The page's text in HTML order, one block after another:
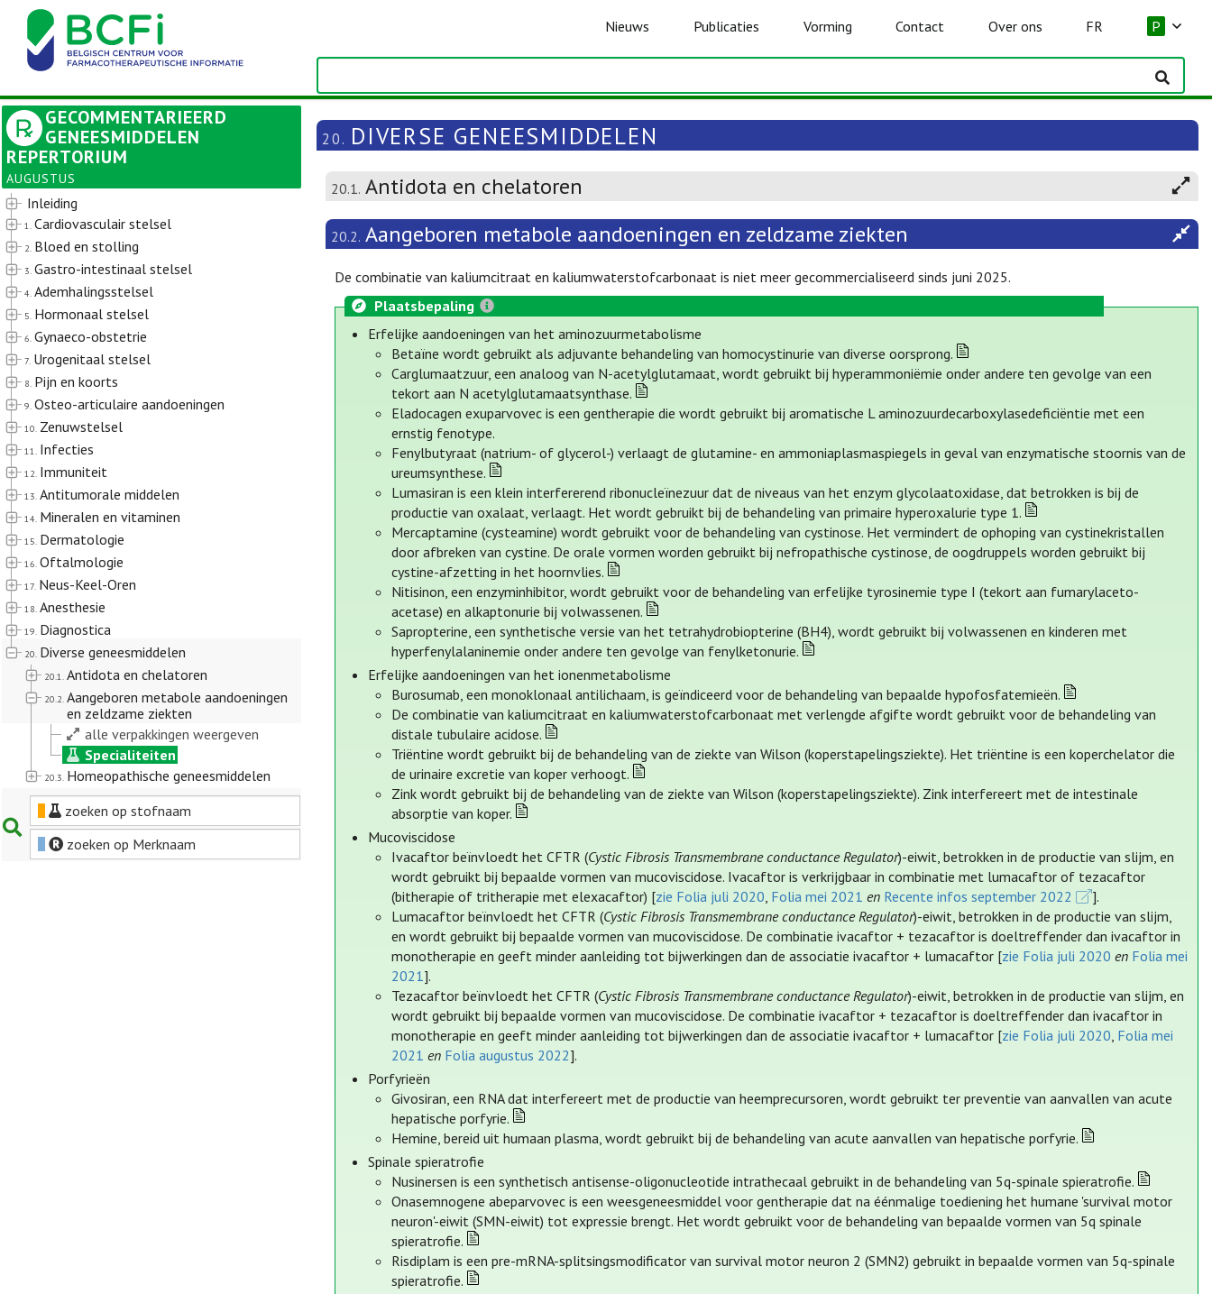
Nieuws Publicaties Vorming Contact Over ons FR P
GECOMMENTARIEERD
GENEESMIDDELEN
REPERTORIUM
AUGUSTUS
Inleiding
1. Cardiovasculair stelsel
2. Bloed en stolling
3. Gastro-intestinaal stelsel
4. Ademhalingsstelsel
5. Hormonaal stelsel
6. Gynaeco-obstetrie
7. Urogenitaal stelsel
8. Pijn en koorts
9. Osteo-articulaire aandoeningen
10. Zenuwstelsel
11. Infecties
12. Immuniteit
13. Antitumorale middelen
14. Mineralen en vitaminen
15. Dermatologie
16. Oftalmologie
17. Neus-Keel-Oren
18. Anesthesie
19. Diagnostica
20. Diverse geneesmiddelen
20.1. Antidota en chelatoren
20.2. Aangeboren metabole aandoeningen
en zeldzame ziekten
alle verpakkingen weergeven
Specialiteiten
20.3. Homeopathische geneesmiddelen
zoeken op stofnaam
zoeken op Merknaam
20. DIVERSE GENEESMIDDELEN
20.1. Antidota en chelatoren
20.2. Aangeboren metabole aandoeningen en zeldzame ziekten
De combinatie van kaliumcitraat en kaliumwaterstofcarbonaat is niet meer gecommercialiseerd sinds juni 2025.
Plaatsbepaling
Erfelijke aandoeningen van het aminozuurmetabolisme
Betaïne wordt gebruikt als adjuvante behandeling van homocystinurie van diverse oorsprong.
Carglumaatzuur, een analoog van N-acetylglutamaat, wordt gebruikt bij hyperammoniëmie onder andere ten gevolge van een
tekort aan N acetylglutamaatsynthase.
Eladocagen exuparvovec is een gentherapie die wordt gebruikt bij aromatische L aminozuurdecarboxylasedeficiëntie met een
ernstig fenotype.
Fenylbutyraat (natrium- of glycerol-) verlaagt de glutamine- en ammoniaplasmaspiegels in geval van enzymatische stoornis van de
ureumsynthese.
Lumasiran is een klein interfererend ribonucleïnezuur dat de niveaus van het enzym glycolaatoxidase, dat betrokken is bij de
productie van oxalaat, verlaagt. Het wordt gebruikt bij de behandeling van primaire hyperoxalurie type 1.
Mercaptamine (cysteamine) wordt gebruikt voor de behandeling van cystinose. Het vermindert de ophoping van cystinekristallen
door afbreken van cystine. De orale vormen worden gebruikt bij nefropathische cystinose, de oogdruppels worden gebruikt bij
cystine-afzetting in het hoornvlies.
Nitisinon, een enzyminhibitor, wordt gebruikt voor de behandeling van erfelijke tyrosinemie type I (tekort aan fumarylaceto-
acetase) en alkaptonurie bij volwassenen.
Sapropterine, een synthetische versie van het tetrahydrobiopterine (BH4), wordt gebruikt bij volwassenen en kinderen met
hyperfenylalaninemie onder andere ten gevolge van fenylketonurie.
Erfelijke aandoeningen van het ionenmetabolisme
Burosumab, een monoklonaal antilichaam, is geïndiceerd voor de behandeling van bepaalde hypofosfatemieën.
De combinatie van kaliumcitraat en kaliumwaterstofcarbonaat met verlengde afgifte wordt gebruikt voor de behandeling van
distale tubulaire acidose.
Triëntine wordt gebruikt bij de behandeling van de ziekte van Wilson (koperstapelingsziekte). Het triëntine is een koperchelator die
de urinaire excretie van koper verhoogt.
Zink wordt gebruikt bij de behandeling van de ziekte van Wilson (koperstapelingsziekte). Zink interfereert met de intestinale
absorptie van koper.
Mucoviscidose
Ivacaftor beïnvloedt het CFTR (Cystic Fibrosis Transmembrane conductance Regulator)-eiwit, betrokken in de productie van slijm, en
wordt gebruikt bij bepaalde vormen van mucoviscidose. Ivacaftor is verkrijgbaar in combinatie met lumacaftor of tezacaftor
(bitherapie of tritherapie met elexacaftor) [zie Folia juli 2020, Folia mei 2021 en Recente infos september 2022
].
Lumacaftor beïnvloedt het CFTR (Cystic Fibrosis Transmembrane conductance Regulator)-eiwit, betrokken in de productie van slijm,
en wordt gebruikt bij bepaalde vormen van mucoviscidose. De combinatie ivacaftor + tezacaftor is doeltreffender dan ivacaftor in
monotherapie en geeft minder aanleiding tot bijwerkingen dan de associatie ivacaftor + lumacaftor [zie Folia juli 2020 en Folia mei
2021].
Tezacaftor beïnvloedt het CFTR (Cystic Fibrosis Transmembrane conductance Regulator)-eiwit, betrokken in de productie van slijm, en
wordt gebruikt bij bepaalde vormen van mucoviscidose. De combinatie ivacaftor + tezacaftor is doeltreffender dan ivacaftor in
monotherapie en geeft minder aanleiding tot bijwerkingen dan de associatie ivacaftor + lumacaftor [zie Folia juli 2020, Folia mei
2021 en Folia augustus 2022].
Porfyrieën
Givosiran, een RNA dat interfereert met de productie van heemprecursoren, wordt gebruikt ter preventie van aanvallen van acute
hepatische porfyrie.
Hemine, bereid uit humaan plasma, wordt gebruikt bij de behandeling van acute aanvallen van hepatische porfyrie.
Spinale spieratrofie
Nusinersen is een synthetisch antisense-oligonucleotide intrathecaal gebruikt in de behandeling van 5q-spinale spieratrofie.
Onasemnogene abeparvovec is een weesgeneesmiddel voor gentherapie dat na éénmalige toediening het humane 'survival motor
neuron'-eiwit (SMN-eiwit) tot expressie brengt. Het wordt gebruikt voor de behandeling van bepaalde vormen van 5q spinale
spieratrofie.
Risdiplam is een pre-mRNA-splitsingsmodificator van survival motor neuron 2 (SMN2) gebruikt in bepaalde vormen van 5q-spinale
spieratrofie.